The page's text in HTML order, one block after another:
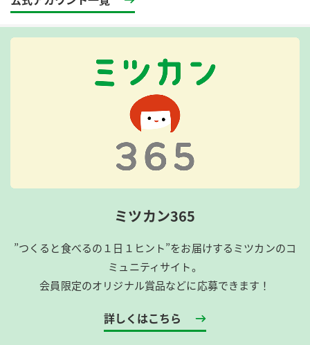
ミツカン365
”つくると食べるの１日１ヒント”をお届けするミツカンのコ
ミュニティサイト。
会員限定のオリジナル賞品などに応募できます！
詳しくはこちら